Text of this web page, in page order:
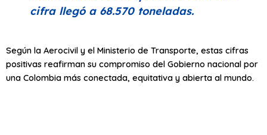
cifra llegó a 68.570 toneladas.
Según la Aerocivil y el Ministerio de Transporte, estas cifras
positivas reafirman su compromiso del Gobierno nacional por
una Colombia más conectada, equitativa y abierta al mundo.